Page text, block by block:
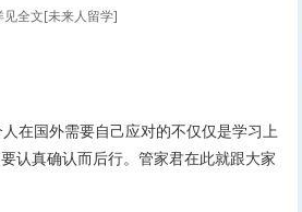
全文[未来人留学]
在国外需要自己应对的不仅仅是学习上
认真确认而后行。管家君在此就跟大家